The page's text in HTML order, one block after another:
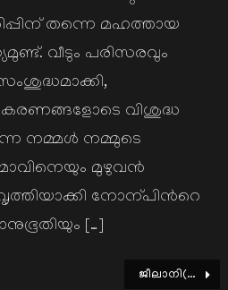
തന്നെ മഹത്തായ
വീടും പരിസരവും
വിശുദ്ധ
നമ്മള്‍ നമ്മുടെ
മുഴുവന്‍
നോന്പിന്‍റെ
[…]
ജീലാനി(റ): ജീവിതവും ദര്‍ശനവും